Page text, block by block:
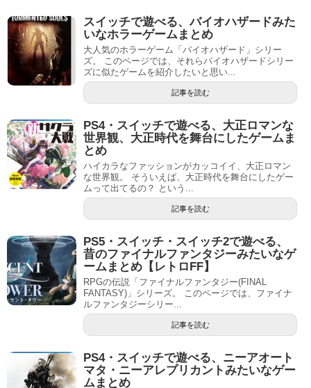
スイッチで遊べる、バイオハザードみた
いなホラーゲームまとめ
大人気のホラーゲーム「バイオハザード」シリー
ズ。 このページでは、それらバイオハザードシリー
ズに似たゲームを紹介したいと思い...
記事を読む
PS4・スイッチで遊べる、大正ロマンな
世界観、大正時代を舞台にしたゲームま
とめ
ハイカラなファッションがカッコイイ、大正ロマン
な世界観。 そういえば、大正時代を舞台にしたゲー
ムって出てるの？ という...
記事を読む
PS5・スイッチ・スイッチ2で遊べる、
昔のファイナルファンタジーみたいなゲ
ームまとめ【レトロFF】
RPGの伝説「ファイナルファンタジー(FINAL
FANTASY)」シリーズ。 このページでは、ファイナ
ルファンタジーシリー...
記事を読む
PS4・スイッチで遊べる、ニーアオート
マタ・ニーアレプリカントみたいなゲー
ムまとめ